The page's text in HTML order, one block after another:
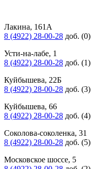
Лакина, 161А
8 (4922) 28-00-28 доб. (0)
Усти-на-лабе, 1
8 (4922) 28-00-28 доб. (1)
Куйбышева, 22Б
8 (4922) 28-00-28 доб. (3)
Куйбышева, 66
8 (4922) 28-00-28 доб. (4)
Соколова-соколенка, 31
8 (4922) 28-00-28 доб. (5)
Московское шоссе, 5